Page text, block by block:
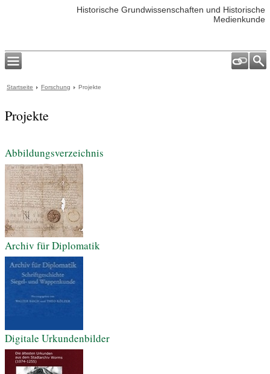
Historische Grundwissenschaften und Historische
Medienkunde
Startseite Forschung Projekte
Projekte
Abbildungsverzeichnis
Archiv für Diplomatik
Digitale Urkundenbilder